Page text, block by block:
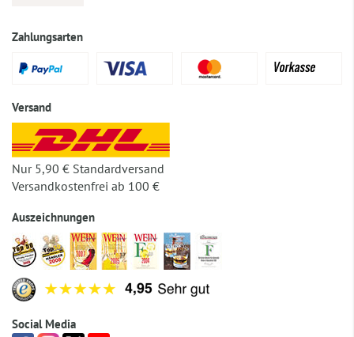
Zahlungsarten
Versand
Nur 5,90 € Standardversand
Versandkostenfrei ab 100 €
Auszeichnungen
Social Media